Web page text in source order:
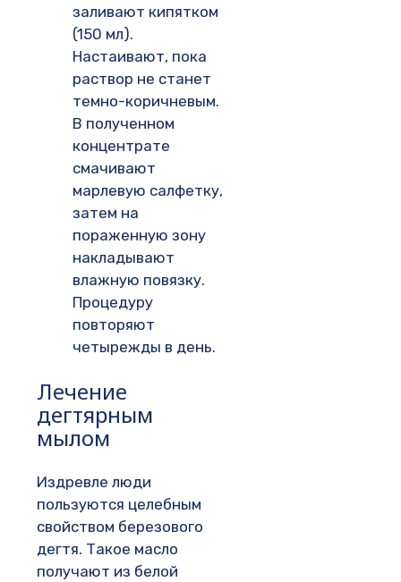
заливают кипятком
(150 мл).
Настаивают, пока
раствор не станет
темно-коричневым.
В полученном
концентрате
смачивают
марлевую салфетку,
затем на
пораженную зону
накладывают
влажную повязку.
Процедуру
повторяют
четырежды в день.
Лечение
дегтярным
мылом
Издревле люди
пользуются целебным
свойством березового
дегтя. Такое масло
получают из белой